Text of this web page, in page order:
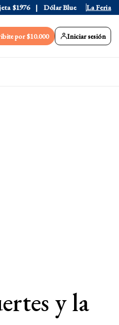
$1976 Dólar Blue $1530 Dólar
La Feria
por $10.000 Iniciar sesión
y la